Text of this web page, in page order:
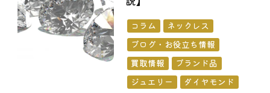
コラム
ネックレス
ブログ・お役立ち情報
買取情報
ブランド品
ジュエリー
ダイヤモンド